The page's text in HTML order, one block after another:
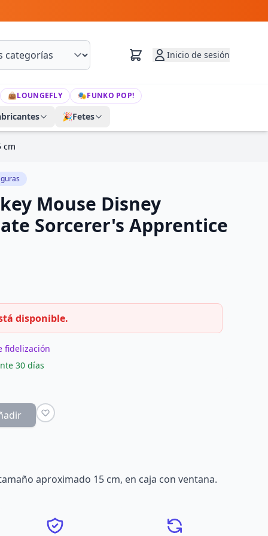
Inicio de sesión
👜LOUNGEFLY 🎭FUNKO POP!
🎉Fetes
cm
Mouse Disney
Sorcerer's Apprentice
disponible.
fidelización
30 días
aproximado 15 cm, en caja con ventana.